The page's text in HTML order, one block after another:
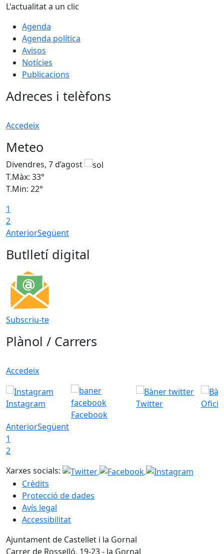
L'actualitat a un clic
Agenda
Agenda política
Avisos
Notícies
Publicacions
Adreces i telèfons
Accedeix
Meteo
Divendres, 7 d’agost
T.Màx: 33°
T.Min: 22°
1
2
AnteriorSegüent
Butlletí digital
Subscriu-te
Plànol / Carrers
Accedeix
Instagram
Facebook
Twitter
AnteriorSegüent
1
2
Xarxes socials:
Crèdits
Protecció de dades
Avís legal
Accessibilitat
Ajuntament de Castellet i la Gornal
Carrer de Rosselló, 19-23 - la Gornal